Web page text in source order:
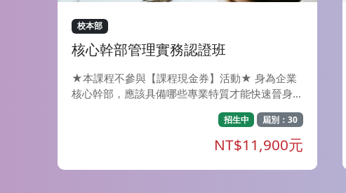
用的教材為大家的日本語改訂版，共計4冊50課，
預計分為8期上完(即日文J1班~日文J8班)。 欲報考
日文檢定考試者，完成日文J1班~J4班課程者建議
報考N4。
校本部
核心幹部管理實務認證班
★本課程不參與【課程現金券】活動★ 身為企業
核心幹部，應該具備哪些專業特質才能快速晉身決
巧？ 面對主管要求及部屬挑戰，又該如何有效解
決？ 能夠扮演好承上啟下的主管角色，並充 實自
身的管理實務技能，才能帶領團隊朝同一目標邁
進！
招生中 屆別：30
NT$11,900元